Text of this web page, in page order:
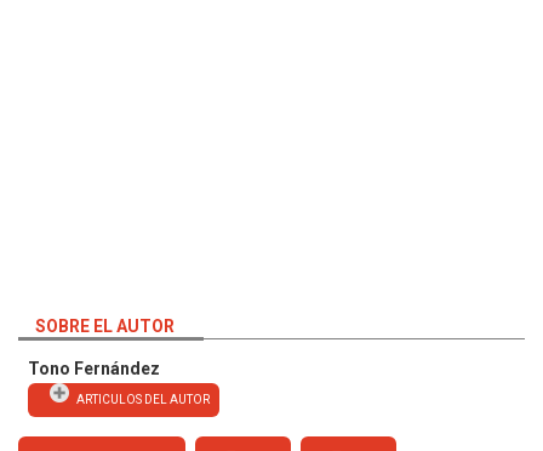
SOBRE EL AUTOR
Tono Fernández
ARTICULOS DEL AUTOR